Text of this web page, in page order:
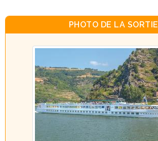
PHOTO DE LA SORTIE